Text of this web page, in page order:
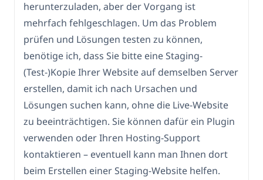
herunterzuladen, aber der Vorgang ist
mehrfach fehlgeschlagen. Um das Problem
prüfen und Lösungen testen zu können,
benötige ich, dass Sie bitte eine Staging-
(Test-)Kopie Ihrer Website auf demselben Server
erstellen, damit ich nach Ursachen und
Lösungen suchen kann, ohne die Live-Website
zu beeinträchtigen. Sie können dafür ein Plugin
verwenden oder Ihren Hosting-Support
kontaktieren – eventuell kann man Ihnen dort
beim Erstellen einer Staging-Website helfen.